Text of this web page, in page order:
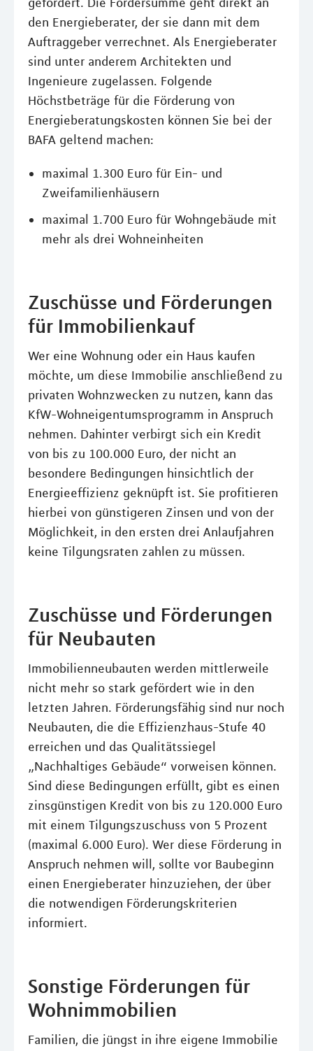
den Energieberater, der sie dann mit dem
Auftraggeber verrechnet. Als Energieberater
sind unter anderem Architekten und
Ingenieure zugelassen. Folgende
Höchstbeträge für die Förderung von
Energieberatungskosten können Sie bei der
BAFA geltend machen:
maximal 1.300 Euro für Ein- und
Zweifamilienhäusern
maximal 1.700 Euro für Wohngebäude mit
mehr als drei Wohneinheiten
Zuschüsse und Förderungen
für Immobilienkauf
Wer eine Wohnung oder ein Haus kaufen
möchte, um diese Immobilie anschließend zu
privaten Wohnzwecken zu nutzen, kann das
KfW-Wohneigentumsprogramm in Anspruch
nehmen. Dahinter verbirgt sich ein Kredit
von bis zu 100.000 Euro, der nicht an
besondere Bedingungen hinsichtlich der
Energieeffizienz geknüpft ist. Sie profitieren
hierbei von günstigeren Zinsen und von der
Möglichkeit, in den ersten drei Anlaufjahren
keine Tilgungsraten zahlen zu müssen.
Zuschüsse und Förderungen
für Neubauten
Immobilienneubauten werden mittlerweile
nicht mehr so stark gefördert wie in den
letzten Jahren. Förderungsfähig sind nur noch
Neubauten, die die Effizienzhaus-Stufe 40
erreichen und das Qualitätssiegel
„Nachhaltiges Gebäude“ vorweisen können.
Sind diese Bedingungen erfüllt, gibt es einen
zinsgünstigen Kredit von bis zu 120.000 Euro
mit einem Tilgungszuschuss von 5 Prozent
(maximal 6.000 Euro). Wer diese Förderung in
Anspruch nehmen will, sollte vor Baubeginn
einen Energieberater hinzuziehen, der über
die notwendigen Förderungskriterien
informiert.
Sonstige Förderungen für
Wohnimmobilien
Familien, die jüngst in ihre eigene Immobilie